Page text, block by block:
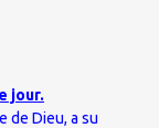
jour.
de Dieu, a su